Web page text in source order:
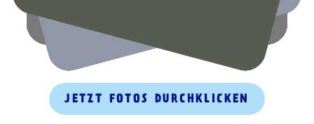
JETZT FOTOS DURCHKLICKEN